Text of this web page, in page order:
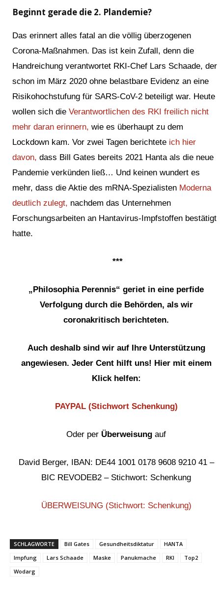
Beginnt gerade die 2. Plandemie?
Das erinnert alles fatal an die völlig überzogenen
Corona-Maßnahmen. Das ist kein Zufall, denn die
Handreichung verantwortet RKI-Chef Lars Schaade, der
schon im März 2020 ohne belastbare Evidenz an eine
Risikohochstufung für SARS-CoV-2 beteiligt war. Heute
wollen sich die Verantwortlichen des RKI freilich nicht
mehr daran erinnern, wie es überhaupt zu dem
Lockdown kam. Vor zwei Tagen berichtete ich hier
davon, dass Bill Gates bereits 2021 Hanta als die neue
Pandemie verkünden ließ… Und keinen wundert es
mehr, dass die Aktie des mRNA-Spezialisten Moderna
deutlich zulegt, nachdem das Unternehmen
Forschungsarbeiten an Hantavirus-Impfstoffen bestätigt
hatte.
***
„Philosophia Perennis“ geriet in eine perfide
Verfolgung durch die Behörden, als wir
coronakritisch berichteten.
Auch deshalb sind wir auf Ihre Unterstützung
angewiesen. Jeder Cent hilft uns! Hier mit einem
Klick helfen:
PAYPAL (Stichwort Schenkung)
Oder per Überweisung auf
David Berger, IBAN: DE44 1001 0178 9608 9210 41 –
BIC REVODEB2 – Stichwort: Schenkung
ÜBERWEISUNG (Stichwort: Schenkung)
SCHLAGWORTE Bill Gates Gesundheitsdiktatur
HANTA
Impfung
Lars Schaade Maske Panukmache RKI
Top2
Wodarg